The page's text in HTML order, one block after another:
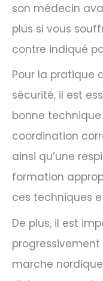
son médecin
plus si vous
contre indiqué
Pour la pratique
sécurité, il est
bonne
coordination
ainsi qu’une
formation
ces techniques
De plus, il est
marche